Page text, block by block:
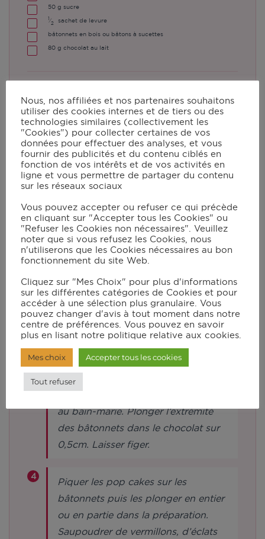
50 g sucre
1⁄2 sachet de levure
bâtonnets en bois ou bâtons à sucettes
80 g chocolat au lait
Instructions
Fouetter les œufs et le sucre dans
un bol pour obtenir un mélange
mousseux. Ajouter le yaourt, et
remuer. Incorporer la farine et la
levure, mélanger.
Remplir la partie de moule à pop
cakes non perforée et rabattre
mode manuel à 200°C (230°C pour
le standard) pendant 12 min environ.
Laisser refroidir avant de démouler
les boules.
Pour l’enrobage / glaçage : faire
fondre le chocolat au micro-onde ou
au bain-marie. Plonger l’extrémité
des bâtonnets dans le chocolat sur
0,5cm. Laisser figer.
Piquer les pop cakes sur les
bâtonnets puis les plonger en entier
ou en partie dans la préparation.
Saupoudrer de vermillons, d’éclats
Nous, nos affiliées et nos partenaires souhaitons
utiliser des cookies internes et de tiers ou des
technologies similaires (collectivement les
"Cookies") pour collecter certaines de vos
données pour effectuer des analyses, et vous
fournir des publicités et du contenu ciblés en
fonction de vos intérêts et de vos activités en
ligne et vous permettre de partager du contenu
sur les réseaux sociaux
Vous pouvez accepter ou refuser ce qui précède
en cliquant sur "Accepter tous les Cookies" ou
"Refuser les Cookies non nécessaires". Veuillez
noter que si vous refusez les Cookies, nous
n'utiliserons que les Cookies nécessaires au bon
fonctionnement du site Web.
Cliquez sur "Mes Choix" pour plus d'informations
sur les différentes catégories de Cookies et pour
accéder à une sélection plus granulaire. Vous
pouvez changer d'avis à tout moment dans notre
centre de préférences. Vous pouvez en savoir
plus en lisant notre politique relative aux cookies.
Mes choix Accepter tous les cookies
Tout refuser